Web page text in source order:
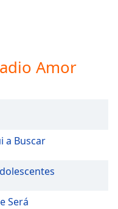
Amor
a Buscar
Será